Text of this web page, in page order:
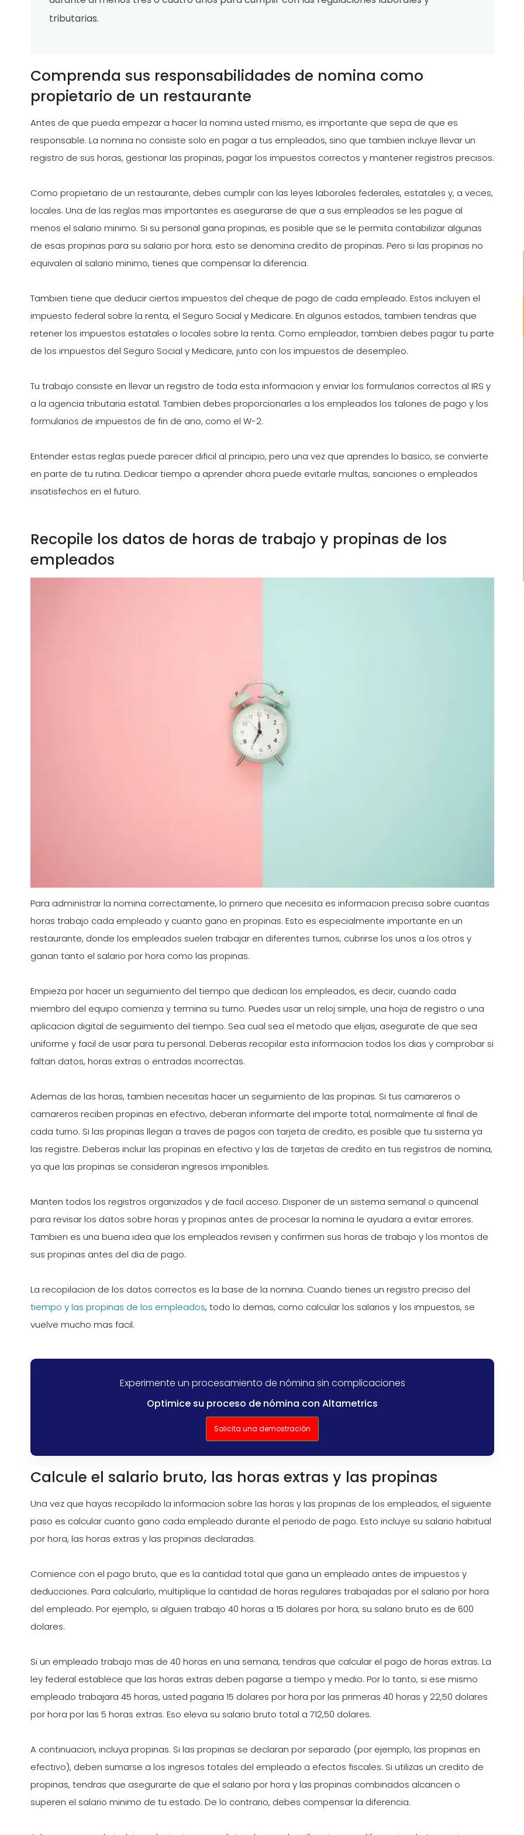
tributarias.
Comprenda sus responsabilidades de nomina como
propietario de un restaurante
Antes de que pueda empezar a hacer la nomina usted mismo, es importante que sepa de que es
responsable. La nomina no consiste solo en pagar a tus empleados, sino que tambien incluye llevar un
registro de sus horas, gestionar las propinas, pagar los impuestos correctos y mantener registros precisos.
Como propietario de un restaurante, debes cumplir con las leyes laborales federales, estatales y, a veces,
locales. Una de las reglas mas importantes es asegurarse de que a sus empleados se les pague al
menos el salario minimo. Si su personal gana propinas, es posible que se le permita contabilizar algunas
de esas propinas para su salario por hora; esto se denomina credito de propinas. Pero si las propinas no
equivalen al salario minimo, tienes que compensar la diferencia.
Tambien tiene que deducir ciertos impuestos del cheque de pago de cada empleado. Estos incluyen el
impuesto federal sobre la renta, el Seguro Social y Medicare. En algunos estados, tambien tendras que
retener los impuestos estatales o locales sobre la renta. Como empleador, tambien debes pagar tu parte
de los impuestos del Seguro Social y Medicare, junto con los impuestos de desempleo.
Tu trabajo consiste en llevar un registro de toda esta informacion y enviar los formularios correctos al IRS y
a la agencia tributaria estatal. Tambien debes proporcionarles a los empleados los talones de pago y los
formularios de impuestos de fin de ano, como el W-2.
Entender estas reglas puede parecer dificil al principio, pero una vez que aprendes lo basico, se convierte
en parte de tu rutina. Dedicar tiempo a aprender ahora puede evitarle multas, sanciones o empleados
insatisfechos en el futuro.
Recopile los datos de horas de trabajo y propinas de los
empleados
Para administrar la nomina correctamente, lo primero que necesita es informacion precisa sobre cuantas
horas trabajo cada empleado y cuanto gano en propinas. Esto es especialmente importante en un
restaurante, donde los empleados suelen trabajar en diferentes turnos, cubrirse los unos a los otros y
ganan tanto el salario por hora como las propinas.
Empieza por hacer un seguimiento del tiempo que dedican los empleados, es decir, cuando cada
miembro del equipo comienza y termina su turno. Puedes usar un reloj simple, una hoja de registro o una
aplicacion digital de seguimiento del tiempo. Sea cual sea el metodo que elijas, asegurate de que sea
uniforme y facil de usar para tu personal. Deberas recopilar esta informacion todos los dias y comprobar si
faltan datos, horas extras o entradas incorrectas.
Ademas de las horas, tambien necesitas hacer un seguimiento de las propinas. Si tus camareros o
camareros reciben propinas en efectivo, deberan informarte del importe total, normalmente al final de
cada turno. Si las propinas llegan a traves de pagos con tarjeta de credito, es posible que tu sistema ya
las registre. Deberas incluir las propinas en efectivo y las de tarjetas de credito en tus registros de nomina,
ya que las propinas se consideran ingresos imponibles.
Manten todos los registros organizados y de facil acceso. Disponer de un sistema semanal o quincenal
para revisar los datos sobre horas y propinas antes de procesar la nomina le ayudara a evitar errores.
Tambien es una buena idea que los empleados revisen y confirmen sus horas de trabajo y los montos de
sus propinas antes del dia de pago.
La recopilacion de los datos correctos es la base de la nomina. Cuando tienes un registro preciso del
tiempo y las propinas de los empleados, todo lo demas, como calcular los salarios y los impuestos, se
vuelve mucho mas facil.
Experimente un procesamiento de nómina sin complicaciones
Optimice su proceso de nómina con Altametrics
Solicita una demostración
Calcule el salario bruto, las horas extras y las propinas
Una vez que hayas recopilado la informacion sobre las horas y las propinas de los empleados, el siguiente
paso es calcular cuanto gano cada empleado durante el periodo de pago. Esto incluye su salario habitual
por hora, las horas extras y las propinas declaradas.
Comience con el pago bruto, que es la cantidad total que gana un empleado antes de impuestos y
deducciones. Para calcularlo, multiplique la cantidad de horas regulares trabajadas por el salario por hora
del empleado. Por ejemplo, si alguien trabajo 40 horas a 15 dolares por hora, su salario bruto es de 600
dolares.
Si un empleado trabajo mas de 40 horas en una semana, tendras que calcular el pago de horas extras. La
ley federal establece que las horas extras deben pagarse a tiempo y medio. Por lo tanto, si ese mismo
empleado trabajara 45 horas, usted pagaria 15 dolares por hora por las primeras 40 horas y 22,50 dolares
por hora por las 5 horas extras. Eso eleva su salario bruto total a 712,50 dolares.
A continuacion, incluya propinas. Si las propinas se declaran por separado (por ejemplo, las propinas en
efectivo), deben sumarse a los ingresos totales del empleado a efectos fiscales. Si utilizas un credito de
propinas, tendras que asegurarte de que el salario por hora y las propinas combinados alcancen o
superen el salario minimo de tu estado. De lo contrario, debes compensar la diferencia.